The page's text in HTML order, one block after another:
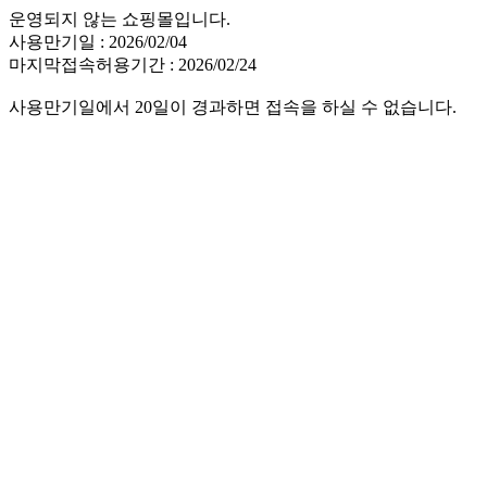
운영되지 않는 쇼핑몰입니다.
사용만기일 : 2026/02/04
마지막접속허용기간 : 2026/02/24
사용만기일에서 20일이 경과하면 접속을 하실 수 없습니다.